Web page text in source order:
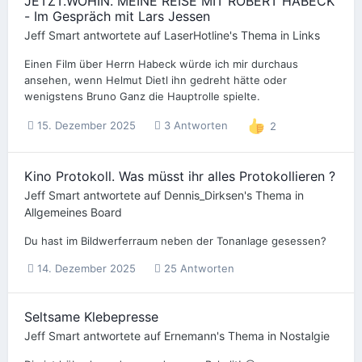
- Im Gespräch mit Lars Jessen
Jeff Smart antwortete auf LaserHotline's Thema in Links
Einen Film über Herrn Habeck würde ich mir durchaus
ansehen, wenn Helmut Dietl ihn gedreht hätte oder
wenigstens Bruno Ganz die Hauptrolle spielte.
15. Dezember 2025 3 Antworten 2
Kino Protokoll. Was müsst ihr alles Protokollieren ?
Jeff Smart antwortete auf Dennis_Dirksen's Thema in
Allgemeines Board
Du hast im Bildwerferraum neben der Tonanlage gesessen?
14. Dezember 2025 25 Antworten
Seltsame Klebepresse
Jeff Smart antwortete auf Ernemann's Thema in Nostalgie